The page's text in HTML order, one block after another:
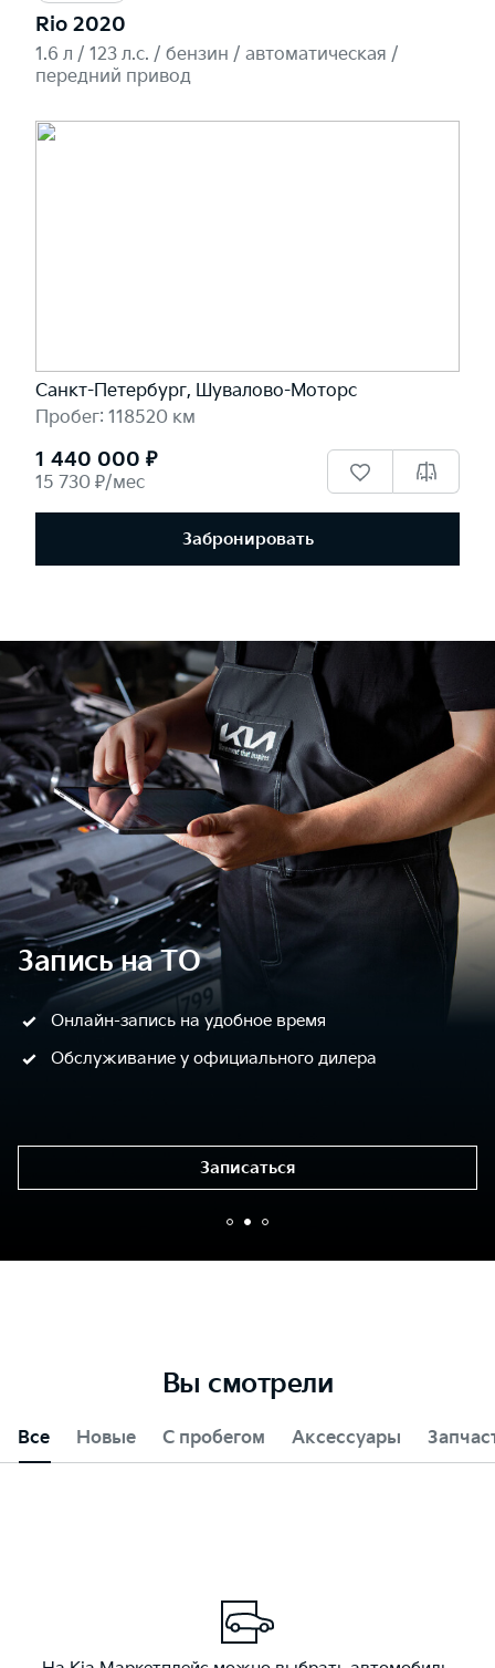
Rio 2020
1.6 л / 123 л.c. / бензин / автоматическая /
передний привод
Санкт-Петербург, Шувалово-Моторс
Пробег: 118520 км
1 440 000 ₽
15 730 ₽/мес
Забронировать
Запись на ТО
Онлайн-запись на удобное время
Обслуживание у официального дилера
Записаться
Вы смотрели
Все Новые С пробегом Аксессуары